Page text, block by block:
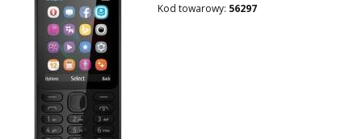
Kod towarowy: 56297